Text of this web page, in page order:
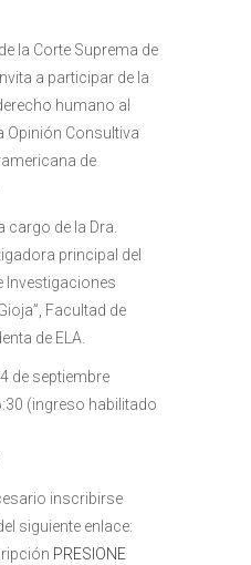
la Corte Suprema de
a participar de la
humano al
Opinión Consultiva
de
cargo de la Dra.
principal del
Investigaciones
Facultad de
de ELA.
de septiembre
(ingreso habilitado
inscribirse
siguiente enlace:
PRESIONE